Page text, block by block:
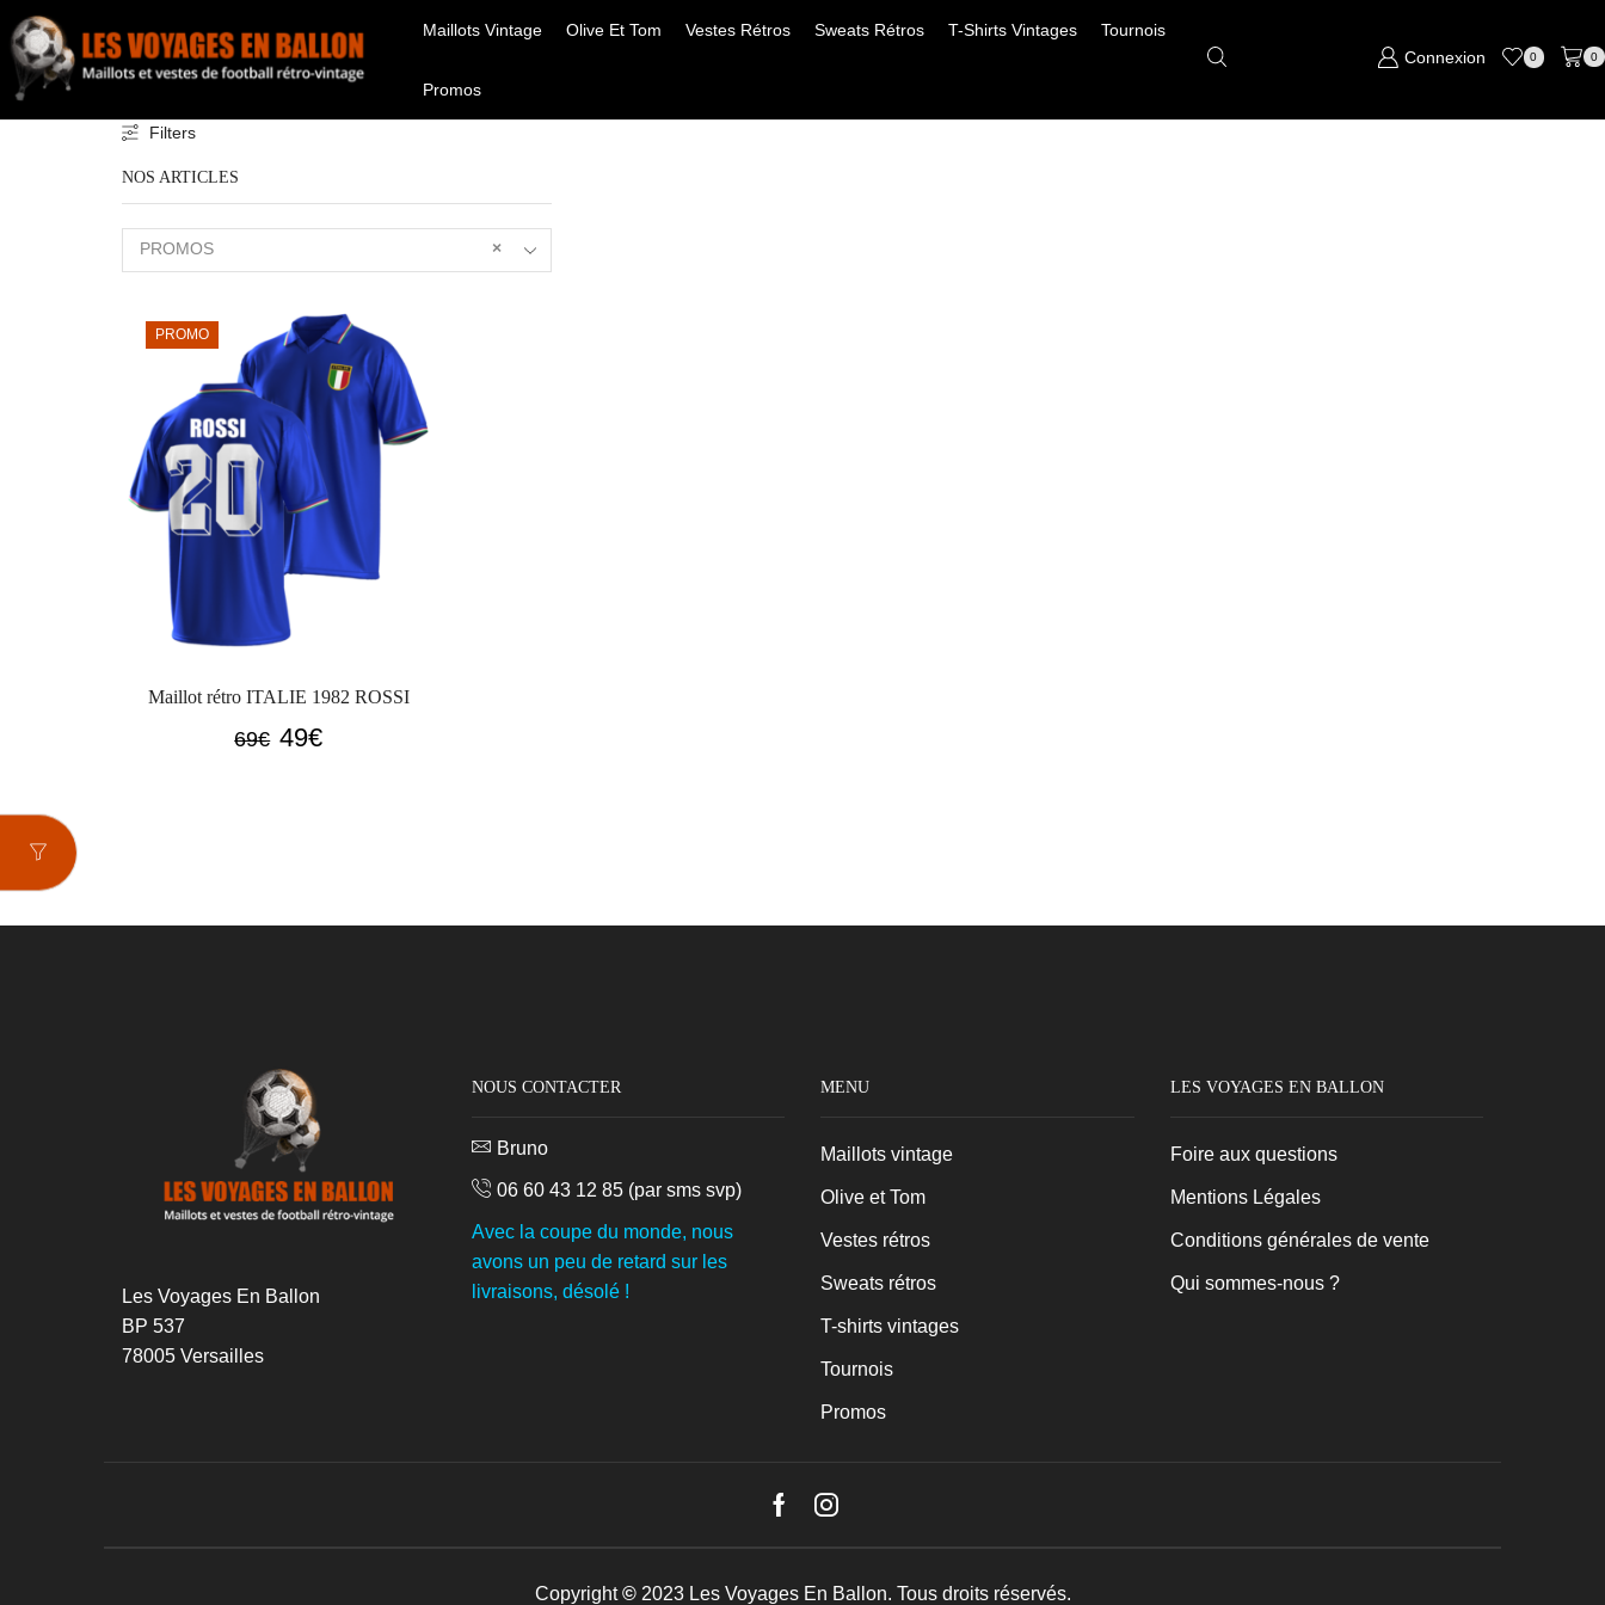
Maillots Vintage Olive Et Tom Vestes Rétros Sweats Rétros T-Shirts Vintages Tournois
Promos
Connexion 0 0
Filters
NOS ARTICLES
×
PROMOS
PROMO
Maillot rétro ITALIE 1982 ROSSI
69€ Le
49€Le
Les Voyages En Ballon
BP 537
78005 Versailles
NOUS CONTACTER
Bruno
06 60 43 12 85(par sms svp)
Avec la coupe du monde, nous
avons un peu de retard sur les
livraisons, désolé !
MENU
Maillots vintage
Olive et Tom
Vestes rétros
Sweats rétros
T-shirts vintages
Tournois
Promos
LES VOYAGES EN BALLON
Foire aux questions
Mentions Légales
Conditions générales de vente
Qui sommes-nous ?
FacebookInstagram
Copyright©2023 Les Voyages En Ballon. Tous droits réservés.